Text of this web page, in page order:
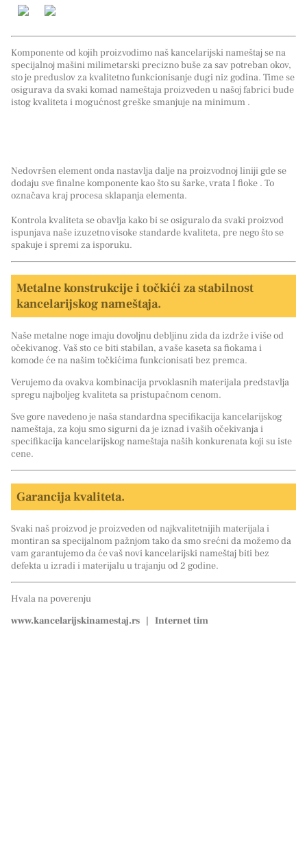
Komponente od kojih proizvodimo naš kancelarijski nameštaj se na
specijalnoj mašini milimetarski precizno buše za sav potreban okov,
sto je preduslov za kvalitetno funkcionisanje dugi niz godina. Time se
osigurava da svaki komad nameštaja proizveden u našoj fabrici bude
istog kvaliteta i mogućnost greške smanjuje na minimum .
Nedovršen element onda nastavlja dalje na proizvodnoj liniji gde se
dodaju sve finalne komponente kao što su šarke, vrata I fioke . To
označava kraj procesa sklapanja elementa.
Kontrola kvaliteta se obavlja kako bi se osiguralo da svaki proizvod
ispunjava naše izuzetno visoke standarde kvaliteta, pre nego što se
spakuje i spremi za isporuku.
Metalne konstrukcije i točkići za stabilnost
kancelarijskog nameštaja.
Naše metalne noge imaju dovoljnu debljinu zida da izdrže i više od
očekivanog. Vaš sto ce biti stabilan, a vaše kaseta sa fiokama i
komode će na našim točkićima funkcionisati bez premca.
Verujemo da ovakva kombinacija prvoklasnih materijala predstavlja
spregu najboljeg kvaliteta sa pristupačnom cenom.
Sve gore navedeno je naša standardna specifikacija kancelarijskog
nameštaja, za koju smo sigurni da je iznad i vaših očekivanja i
specifikacija kancelarijskog nameštaja naših konkurenata koji su iste
cene.
Garancija kvaliteta.
Svaki naš proizvod je proizveden od najkvalitetnijih materijala i
montiran sa specijalnom pažnjom tako da smo srećni da možemo da
vam garantujemo da će vaš novi kancelarijski nameštaj biti bez
defekta u izradi i materijalu u trajanju od 2 godine.
Hvala na poverenju
www.kancelarijskinamestaj.rs | Internet tim